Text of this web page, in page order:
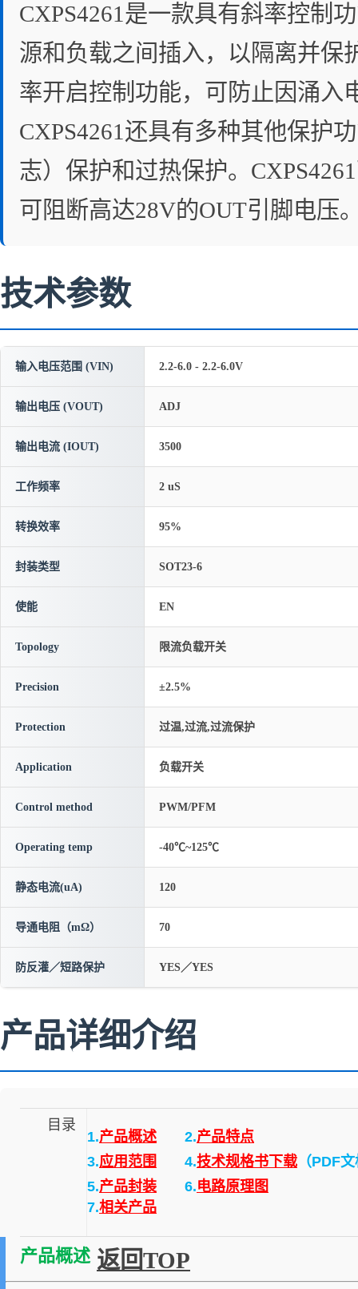
CXPS4261是一款具有斜率控制
源和负载之间插入，以隔离并保
率开启控制功能，可防止因涌入
CXPS4261还具有多种其他保护
志）保护和过热保护。
可阻断高达28V的OUT引脚电压
技术参数
输入电压范围 (VIN) 2.2-6.0 - 2.2-6.0V
输出电压 (VOUT) ADJ
输出电流 (IOUT) 3500
工作频率 2 uS
转换效率 95%
封装类型 SOT23-6
使能 EN
Topology 限流负载开关
Precision ±2.5%
Protection 过温,过流,过流保护
Application 负载开关
Control method PWM/PFM
Operating temp -40℃~125℃
静态电流(uA) 120
导通电阻（mΩ） 70
防反灌／短路保护 YES／YES
产品详细介绍
目录
1.产品概述 2.产品特点
3.应用范围 4.技术规格书下载 （PDF
5.产品封装 6.电路原理图
7.相关产品
产品概述 返回TOP